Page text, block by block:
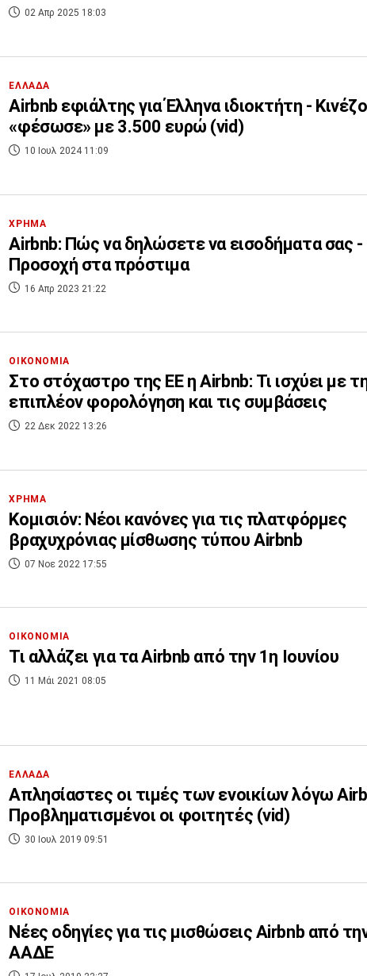
02 Απρ 2025 18:03
ΕΛΛΑΔΑ
Airbnb εφιάλτης για Έλληνα ιδιοκτήτη -
«φέσωσε» με 3.500 ευρώ (vid)
10 Ιουλ 2024 11:09
ΧΡΗΜΑ
Airbnb: Πώς να δηλώσετε να εισοδήματα σας -
Προσοχή στα πρόστιμα
16 Απρ 2023 21:22
ΟΙΚΟΝΟΜΙΑ
Στο στόχαστρο της ΕΕ η Airbnb: Τι ισχύει με
επιπλέον φορολόγηση και τις συμβάσεις
22 Δεκ 2022 13:26
ΧΡΗΜΑ
Κομισιόν: Nέοι κανόνες για τις πλατφόρμες
βραχυχρόνιας μίσθωσης τύπου Airbnb
07 Νοε 2022 17:55
ΟΙΚΟΝΟΜΙΑ
Τι αλλάζει για τα Airbnb από την 1η Ιουνίου
11 Μάι 2021 08:05
ΕΛΛΑΔΑ
Απλησίαστες οι τιμές των ενοικίων λόγω
Προβληματισμένοι οι φοιτητές (vid)
30 Ιουλ 2019 09:51
ΟΙΚΟΝΟΜΙΑ
Νέες οδηγίες για τις μισθώσεις Airbnb από
ΑΑΔΕ